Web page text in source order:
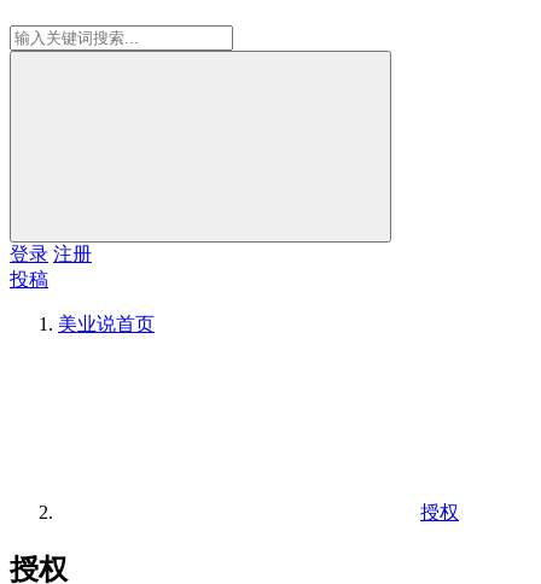
登录 注册
投稿
美业说首页
授权
授权